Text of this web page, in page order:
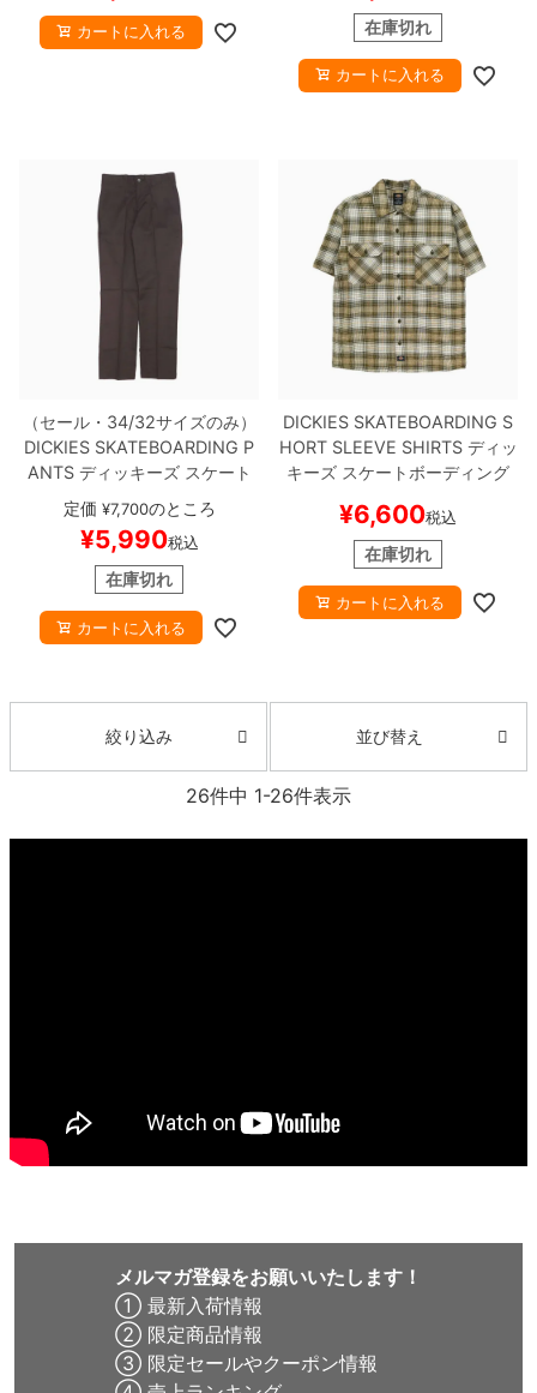
カートに入れる
ー
在庫切れ
カートに入れる
（セール・34/32サイズのみ）
DICKIES SKATEBOARDING P
ANTSディッキーズ スケート
ボーディング
SLIM FIT FLEX PANTS CHOC
OLATE BROWNスケートボー
ド スケボー
定価 ¥7,700のところ
¥5,990税込
在庫切れ
カートに入れる
DICKIES SKATEBOARDING S
HORT SLEEVE SHIRTSディッ
キーズ スケートボーディング
WORK SHIRTDARK OLIVE
ケートボード スケボー
¥6,600税込
在庫切れ
カートに入れる
絞り込み 並び替え
26件中 1-26件表示
メルマガ登録をお願いいたします！
① 最新入荷情報
② 限定商品情報
③ 限定セールやクーポン情報